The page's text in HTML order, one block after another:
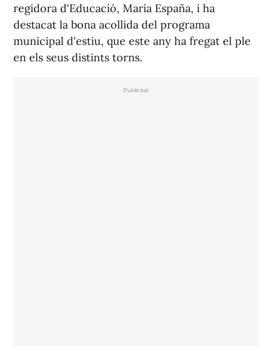
regidora d'Educació, María España, i ha
destacat la bona acollida del programa
municipal d'estiu, que este any ha fregat el ple
en els seus distints torns.